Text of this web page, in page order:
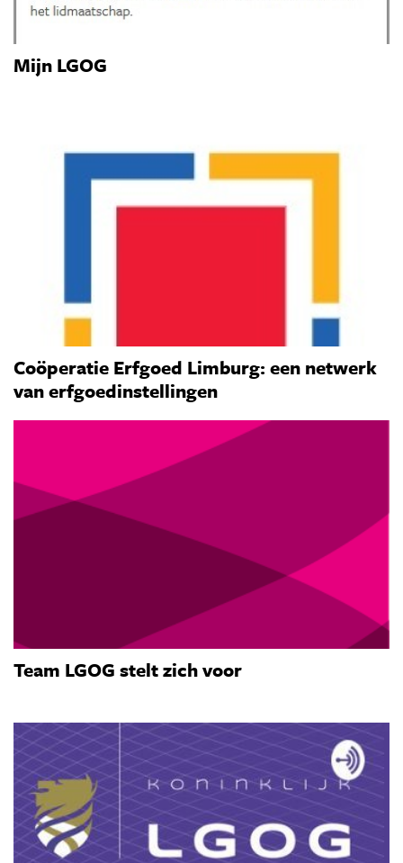
Mijn LGOG
Coöperatie Erfgoed Limburg: een netwerk
van erfgoedinstellingen
Team LGOG stelt zich voor